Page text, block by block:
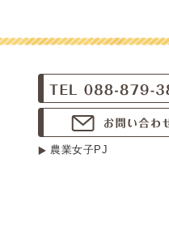
農業女子PJ